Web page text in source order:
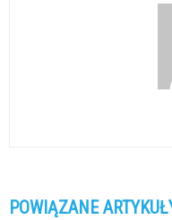
POWIĄZANE